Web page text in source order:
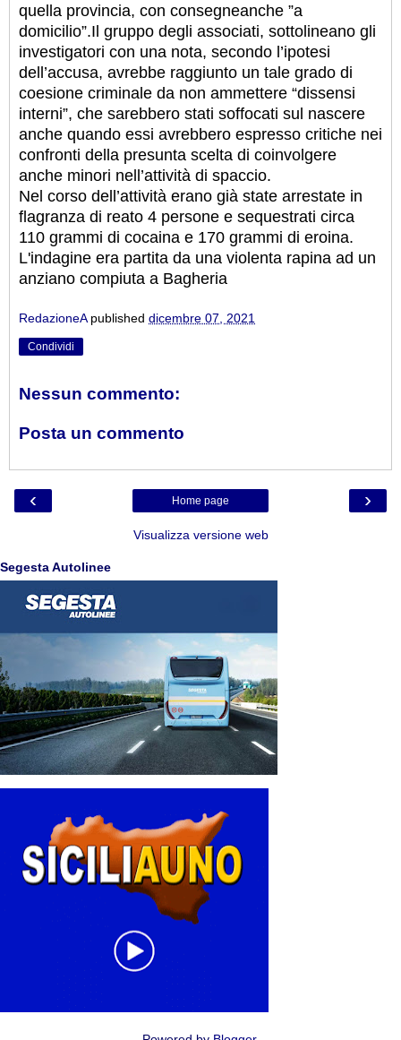
quella provincia, con consegneanche ”a
domicilio”.Il gruppo degli associati, sottolineano gli
investigatori con una nota, secondo l’ipotesi
dell’accusa, avrebbe raggiunto un tale grado di
coesione criminale da non ammettere “dissensi
interni”, che sarebbero stati soffocati sul nascere
anche quando essi avrebbero espresso critiche nei
confronti della presunta scelta di coinvolgere
anche minori nell’attività di spaccio.
Nel corso dell’attività erano già state arrestate in
flagranza di reato 4 persone e sequestrati circa
110 grammi di cocaina e 170 grammi di eroina.
L'indagine era partita da una violenta rapina ad un
anziano compiuta a Bagheria
RedazioneA published dicembre 07, 2021
Condividi
Nessun commento:
Posta un commento
‹ ›
Home page
Visualizza versione web
Segesta Autolinee